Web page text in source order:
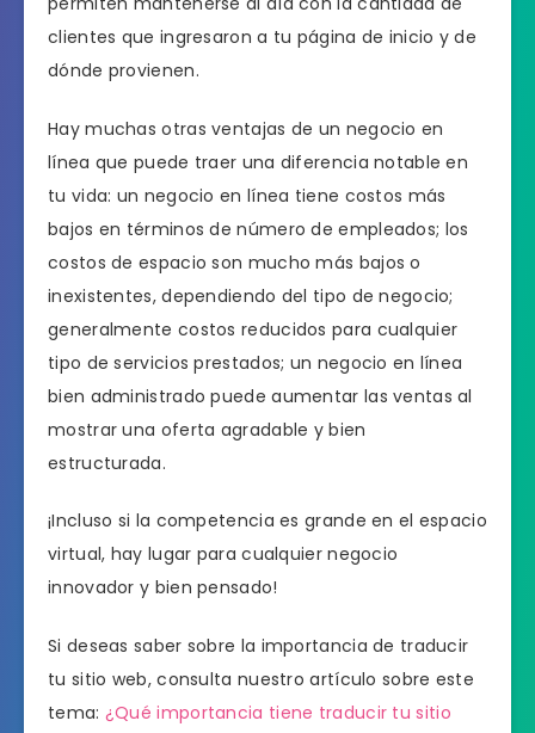
clientes que ingresaron a tu página de inicio y de
dónde provienen.
Hay muchas otras ventajas de un negocio en
línea que puede traer una diferencia notable en
tu vida: un negocio en línea tiene costos más
bajos en términos de número de empleados; los
costos de espacio son mucho más bajos o
inexistentes, dependiendo del tipo de negocio;
generalmente costos reducidos para cualquier
tipo de servicios prestados; un negocio en línea
bien administrado puede aumentar las ventas al
mostrar una oferta agradable y bien
estructurada.
¡Incluso si la competencia es grande en el espacio
virtual, hay lugar para cualquier negocio
innovador y bien pensado!
Si deseas saber sobre la importancia de traducir
tu sitio web, consulta nuestro artículo sobre este
tema: ¿Qué importancia tiene traducir tu sitio